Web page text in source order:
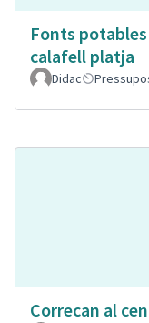
Fonts
calafell platja
Didac
Correcan al